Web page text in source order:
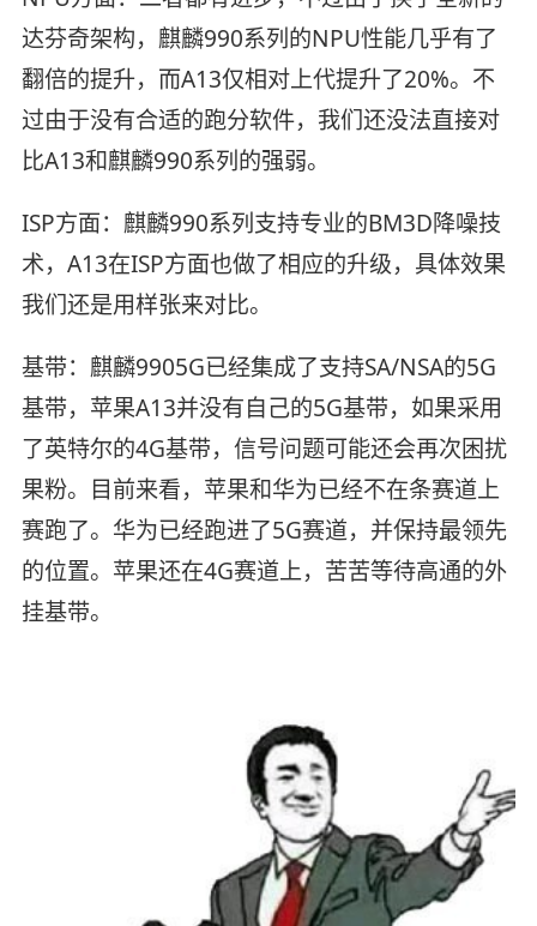
达芬奇架构，麒麟990系列的NPU性能几乎有了
翻倍的提升，而A13仅相对上代提升了20%。不
过由于没有合适的跑分软件，我们还没法直接对
比A13和麒麟990系列的强弱。
ISP方面：麒麟990系列支持专业的BM3D降噪技
术，A13在ISP方面也做了相应的升级，具体效果
我们还是用样张来对比。
基带：麒麟9905G已经集成了支持SA/NSA的5G
基带，苹果A13并没有自己的5G基带，如果采用
了英特尔的4G基带，信号问题可能还会再次困扰
果粉。目前来看，苹果和华为已经不在条赛道上
赛跑了。华为已经跑进了5G赛道，并保持最领先
的位置。苹果还在4G赛道上，苦苦等待高通的外
挂基带。